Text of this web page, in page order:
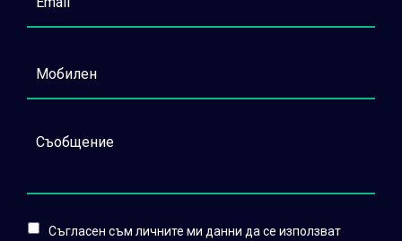
Съгласен съм личните ми данни да се използват